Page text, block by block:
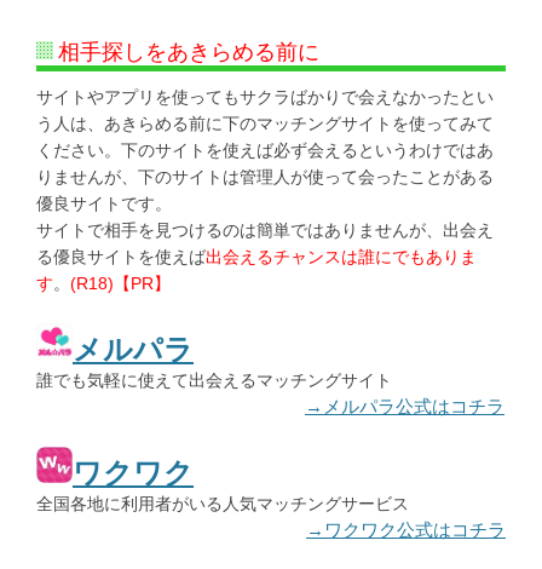
相手探しをあきらめる前に
サイトやアプリを使ってもサクラばかりで会えなかったとい
う人は、あきらめる前に下のマッチングサイトを使ってみて
ください。下のサイトを使えば必ず会えるというわけではあ
りませんが、下のサイトは管理人が使って会ったことがある
優良サイトです。
サイトで相手を見つけるのは簡単ではありませんが、出会え
る優良サイトを使えば出会えるチャンスは誰にでもありま
す。 (R18)【PR】
メルパラ
誰でも気軽に使えて出会えるマッチングサイト
→メルパラ公式はコチラ
ワクワク
全国各地に利用者がいる人気マッチングサービス
→ワクワク公式はコチラ